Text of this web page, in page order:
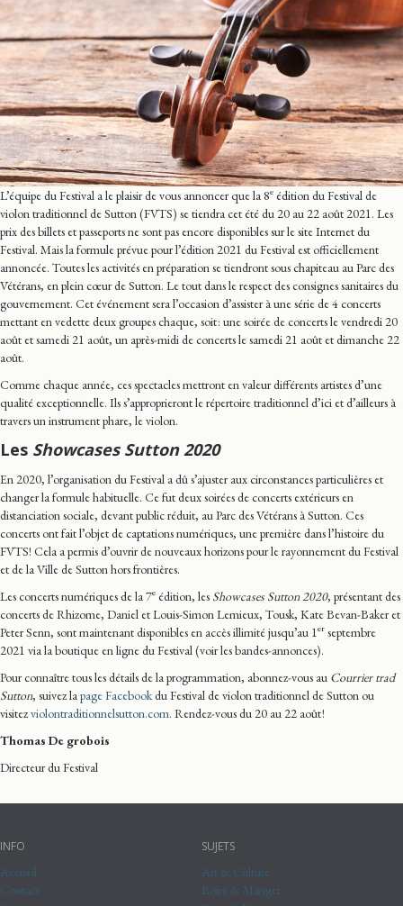
L’équipe du Festival a le plaisir de vous annoncer que la 8e édition du Festival de
violon traditionnel de Sutton (FVTS) se tiendra cet été du 20 au 22 août 2021. Les
prix des billets et passeports ne sont pas encore disponibles sur le site Internet du
Festival. Mais la formule prévue pour l’édition 2021 du Festival est officiellement
annoncée. Toutes les activités en préparation se tiendront sous chapiteau au Parc des
Vétérans, en plein cœur de Sutton. Le tout dans le respect des consignes sanitaires du
gouvernement. Cet événement sera l’occasion d’assister à une série de 4 concerts
mettant en vedette deux groupes chaque, soit : une soirée de concerts le vendredi 20
août et samedi 21 août, un après-midi de concerts le samedi 21 août et dimanche 22
août.
Comme chaque année, ces spectacles mettront en valeur différents artistes d’une
qualité exceptionnelle. Ils s’approprieront le répertoire traditionnel d’ici et d’ailleurs à
travers un instrument phare, le violon.
Les Showcases Sutton 2020
En 2020, l’organisation du Festival a dû s’ajuster aux circonstances particulières et
changer la formule habituelle. Ce fut deux soirées de concerts extérieurs en
distanciation sociale, devant public réduit, au Parc des Vétérans à Sutton. Ces
concerts ont fait l’objet de captations numériques, une première dans l’histoire du
FVTS! Cela a permis d’ouvrir de nouveaux horizons pour le rayonnement du Festival
et de la Ville de Sutton hors frontières.
Les concerts numériques de la 7e édition, les Showcases Sutton 2020, présentant des
concerts de Rhizome, Daniel et Louis-Simon Lemieux, Tousk, Kate Bevan-Baker et
Peter Senn, sont maintenant disponibles en accès illimité jusqu’au 1 er septembre
2021 via la boutique en ligne du Festival (voir les bandes-annonces).
Pour connaître tous les détails de la programmation, abonnez-vous au Courrier trad
Sutton, suivez la page Facebookdu Festival de violon traditionnel de Sutton ou
visitezviolontraditionnelsutton.com. Rendez-vous du 20 au 22 août !
Thomas De grobois
Directeur du Festival
INFO
Accueil
Contact
SUJETS
Art & Culture
Boire & Manger